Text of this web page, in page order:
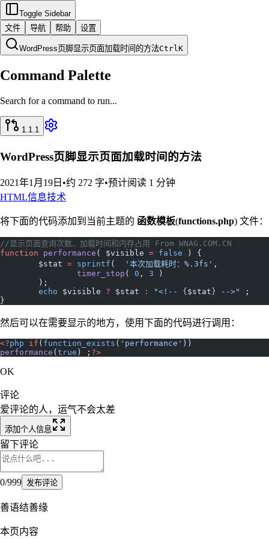
Toggle Sidebar
文件
导航 帮助 设置
WordPress页脚显示页面加载时间的方法CtrlK
Command Palette
Search for a command to run...
1.1.1
WordPress页脚显示页面加载时间的方法
2021年1月19日 •约 272 字•预计阅读 1 分钟
HTML信息技术
将下面的代码添加到当前主题的 函数模板(functions.php) 文件：
//显示页面查询次数、加载时间和内存占用 From WNAG.COM.CN
function performance ( $visible = false ) {
	$stat
= sprintf ( '本次加载耗时：%.3fs' ,
		timer_stop
( 0 , 3 )
	);
	echo
$visible ? $stat : "<!-- { $stat } -->"
;
}
然后可以在需要显示的地方，使用下面的代码进行调用：
<?php if ( function_exists ( 'performance'
performance ( true ) ; ?>
OK
评论
爱评论的人，运气不会太差
添加个人信息
留下评论
0/999 发布评论
善语结善缘
本页内容